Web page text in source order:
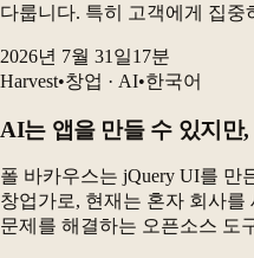
다룹니다. 특히 고객에게 집
중요하다고 강조합니다. 또한
2026년 7월 31일17분
Harvest•창업 · AI•한국어
AI는 앱을 만들 수 있지만
폴 바카우스는 jQuery UI를 만
창업가로, 현재는 혼자 회사
문제를 해결하는 오픈소스 도